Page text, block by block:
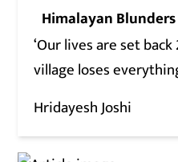
Himalayan Blunders
‘Our lives are set back
village loses
Hridayesh Joshi